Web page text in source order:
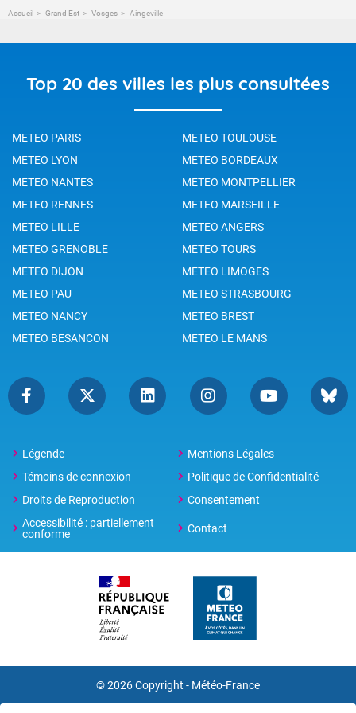
Accueil Grand Est Vosges Aingeville
Top 20 des villes les plus consultées
METEO PARIS
METEO TOULOUSE
METEO LYON
METEO BORDEAUX
METEO NANTES
METEO MONTPELLIER
METEO RENNES
METEO MARSEILLE
METEO LILLE
METEO ANGERS
METEO GRENOBLE
METEO TOURS
METEO DIJON
METEO LIMOGES
METEO PAU
METEO STRASBOURG
METEO NANCY
METEO BREST
METEO BESANCON
METEO LE MANS
Légende
Mentions Légales
Témoins de connexion
Politique de Confidentialité
Droits de Reproduction
Consentement
Accessibilité : partiellement
conforme
Contact
© 2026 Copyright - Météo-France